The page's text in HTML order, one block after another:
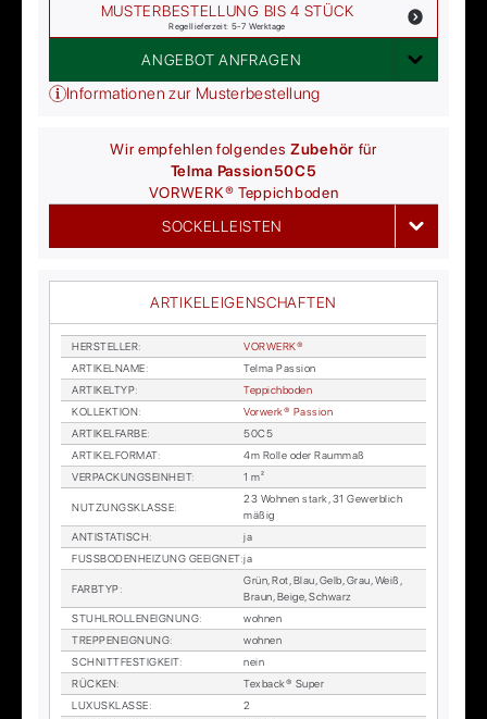
MUSTERBESTELLUNG BIS 4 STÜCK
Regellieferzeit: 5-7 Werktage
ANGEBOT ANFRAGEN
Informationen zur Musterbestellung
Wir empfehlen folgendesZubehör für
Telma Passion50C5
VORWERK® Teppichboden
SOCKELLEISTEN
ARTIKELEIGENSCHAFTEN
HER­STEL­LER:
VOR­WER­K®
AR­TI­KEL­NA­ME:
Tel­ma Pas­si­on
AR­TI­KEL­TYP:
Tep­pich­bo­den
KOL­LEK­TI­ON:
Vor­wer­k® Pas­si­on
AR­TI­KEL­FAR­BE:
50C5
AR­TI­KEL­FOR­MAT:
4m Rol­le oder Raum­maß
VER­PA­CKUNGS­EIN­HEIT: 1 m²
NUT­ZUNGS­KLAS­SE:
23 Woh­nen stark, 31 Ge­werb­lich
mä­ßig
AN­TI­STA­TISCH:
ja
FUSS­BO­DEN­HEI­ZUNG GE­EIG­NET:ja
FARB­TYP:
Grün, Rot, Blau, Gelb, Grau, Weiß,
Braun, Beige, Schwarz
STUHL­ROL­LEN­EIG­NUNG:
woh­nen
TREP­PEN­EIG­NUNG:
woh­nen
SCHNITT­FES­TIG­KEIT:
nein
RÜ­CKEN:
Tex­back® Su­per
LU­XUS­KLAS­SE:
2